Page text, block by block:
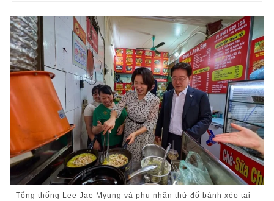
Tổng thống Lee Jae Myung và phu nhân thử đổ bánh xèo tại